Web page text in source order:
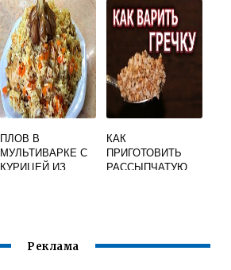
МУЛЬТИВАРКЕ
РЕДМОНД
ПЛОВ В
МУЛЬТИВАРКЕ С
КУРИЦЕЙ ИЗ
КАК
ПРИГОТОВИТЬ
РАССЫПЧАТУЮ
Реклама